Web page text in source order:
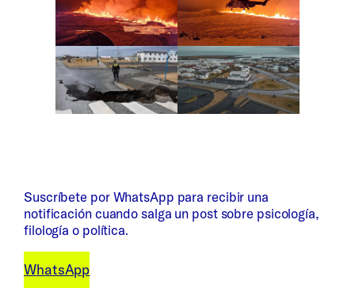
Suscríbete por WhatsApp para recibir una
notificación cuando salga un post sobre psicología,
filología o política.
WhatsApp